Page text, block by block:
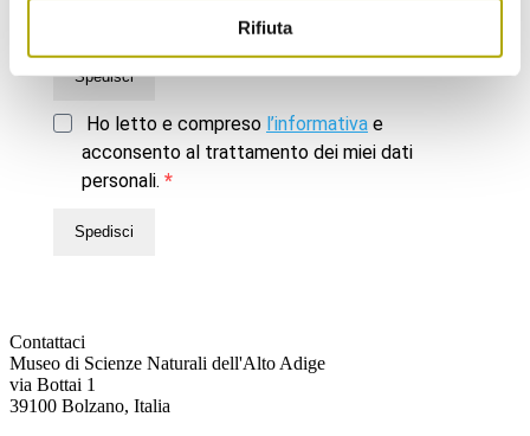
Rifiuta
Spedisci
Ho letto e compreso l’informativa e
acconsento al trattamento dei miei dati
personali.
Spedisci
Contattaci
Museo di Scienze Naturali dell'Alto Adige
via Bottai 1
39100 Bolzano, Italia